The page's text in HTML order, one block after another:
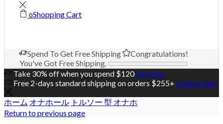
0Shopping Cart
Spend To Get Free Shipping
Congratulations!
You've Got Free Shipping.
Take 30% off when you spend $120Go shop
Free 2-days standard shipping on orders $255+ Custom link
ホーム オナホール トルソー 型 オナホ
Return to previous page